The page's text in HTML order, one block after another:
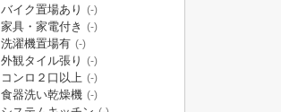
バイク置場あり (-)
家具・家電付き (-)
洗濯機置場有 (-)
外観タイル張り (-)
コンロ２口以上 (-)
食器洗い乾燥機 (-)